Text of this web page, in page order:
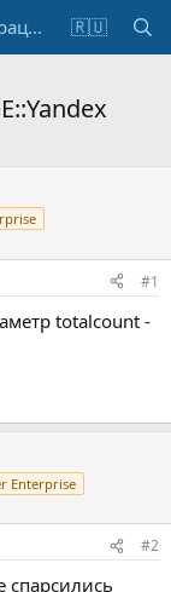
Регистрация 🇷🇺
#1
totalcount -
Enterprise
#2
спарсились